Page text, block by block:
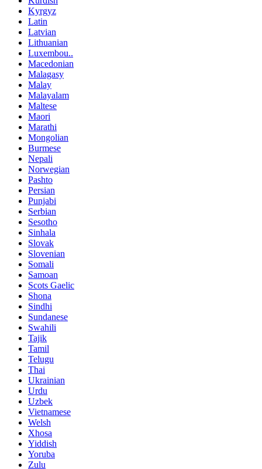
Kyrgyz
Latin
Latvian
Lithuanian
Luxembou..
Macedonian
Malagasy
Malay
Malayalam
Maltese
Maori
Marathi
Mongolian
Burmese
Nepali
Norwegian
Pashto
Persian
Punjabi
Serbian
Sesotho
Sinhala
Slovak
Slovenian
Somali
Samoan
Scots Gaelic
Shona
Sindhi
Sundanese
Swahili
Tajik
Tamil
Telugu
Thai
Ukrainian
Urdu
Uzbek
Vietnamese
Welsh
Xhosa
Yiddish
Yoruba
Zulu